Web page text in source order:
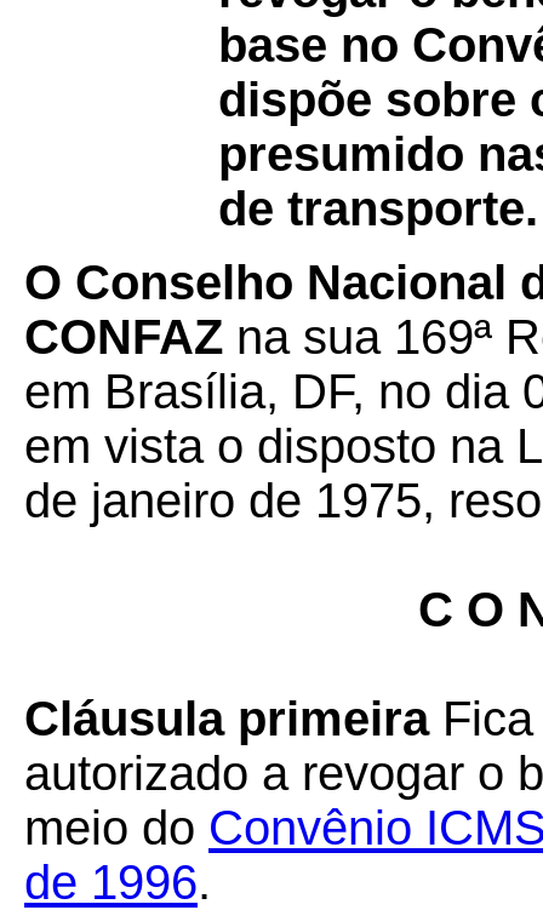
base no
dispõe sobre
presumido
de transporte.
O Conselho Nacional
CONFAZ na sua 169ª
em Brasília, DF, no dia
em vista o disposto na
de janeiro de 1975,
C O
Cláusula primeiraFica
autorizado a revogar o
meio do Convênio
de 1996.